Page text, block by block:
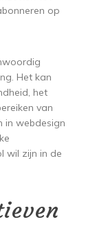
op
Het kan
het
van
in webdesign
wil zijn in de